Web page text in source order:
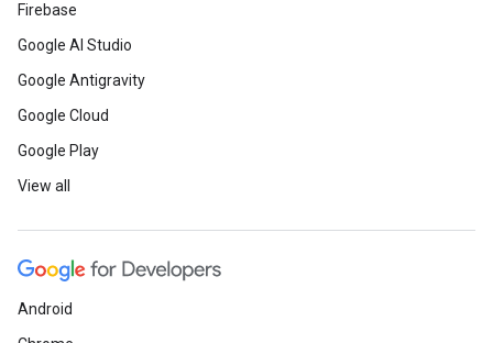
Firebase
Google AI Studio
Google Antigravity
Google Cloud
Google Play
View all
Android